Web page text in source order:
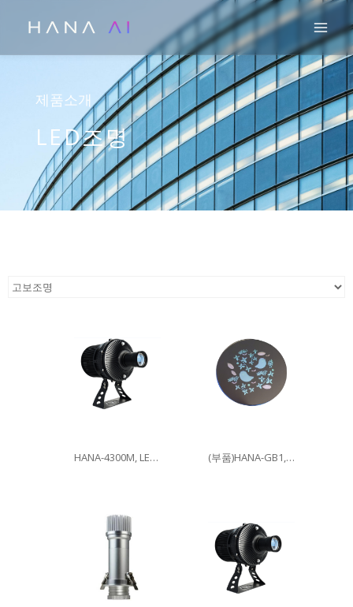
츠
제품소개
LED조명
HANA-4300M, LED300W (부품)HANA-GB1, 이미지글라스